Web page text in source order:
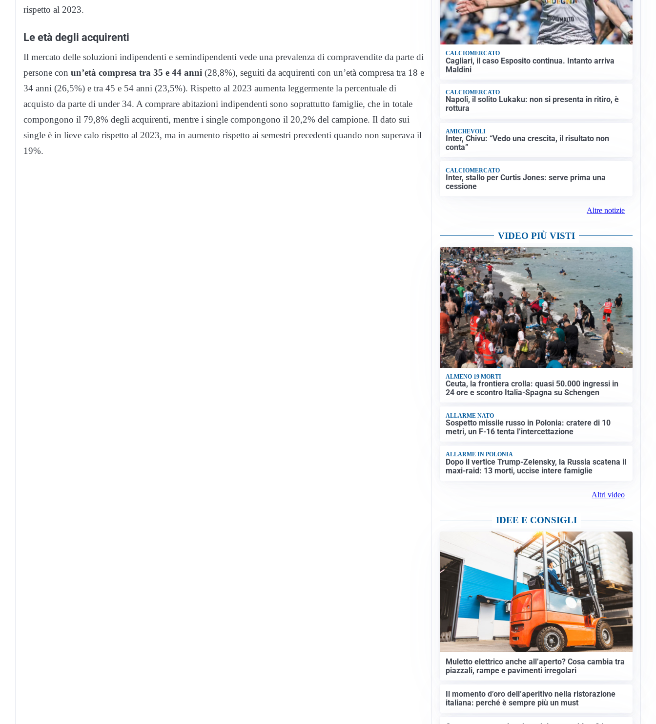
rispetto al 2023.
Le età degli acquirenti
Il mercato delle soluzioni indipendenti e semindipendenti vede una prevalenza di compravendite da parte di
persone con un’età compresa tra 35 e 44 anni (28,8%), seguiti da acquirenti con un’età compresa tra 18 e
34 anni (26,5%) e tra 45 e 54 anni (23,5%). Rispetto al 2023 aumenta leggermente la percentuale di
acquisto da parte di under 34. A comprare abitazioni indipendenti sono soprattutto famiglie, che in totale
compongono il 79,8% degli acquirenti, mentre i single compongono il 20,2% del campione. Il dato sui
single è in lieve calo rispetto al 2023, ma in aumento rispetto ai semestri precedenti quando non superava il
19%.
CALCIOMERCATO
Cagliari, il caso Esposito continua. Intanto arriva
Maldini
CALCIOMERCATO
Napoli, il solito Lukaku: non si presenta in ritiro, è
rottura
AMICHEVOLI
Inter, Chivu: “Vedo una crescita, il risultato non
conta”
CALCIOMERCATO
Inter, stallo per Curtis Jones: serve prima una
cessione
Altre notizie
VIDEO PIÙ VISTI
ALMENO 19 MORTI
Ceuta, la frontiera crolla: quasi 50.000 ingressi in
24 ore e scontro Italia-Spagna su Schengen
ALLARME NATO
Sospetto missile russo in Polonia: cratere di 10
metri, un F-16 tenta l’intercettazione
ALLARME IN POLONIA
Dopo il vertice Trump-Zelensky, la Russia scatena il
maxi-raid: 13 morti, uccise intere famiglie
Altri video
IDEE E CONSIGLI
Muletto elettrico anche all’aperto? Cosa cambia tra
piazzali, rampe e pavimenti irregolari
Il momento d’oro dell’aperitivo nella ristorazione
italiana: perché è sempre più un must